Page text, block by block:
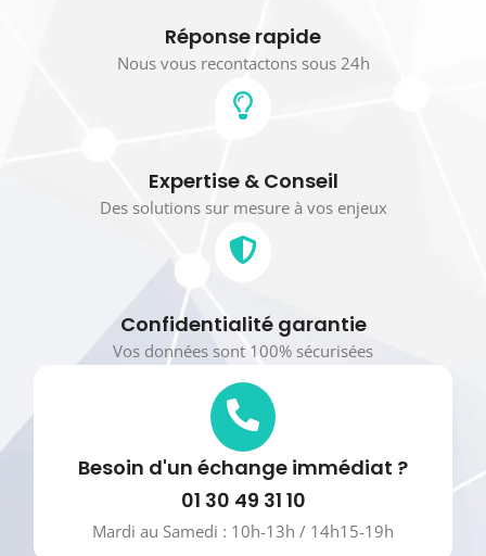
Réponse rapide
Nous vous recontactons sous 24h
Expertise & Conseil
Des solutions sur mesure à vos enjeux
Confidentialité garantie
Vos données sont 100% sécurisées
Besoin d'un échange immédiat ?
01 30 49 31 10
Mardi au Samedi : 10h-13h / 14h15-19h